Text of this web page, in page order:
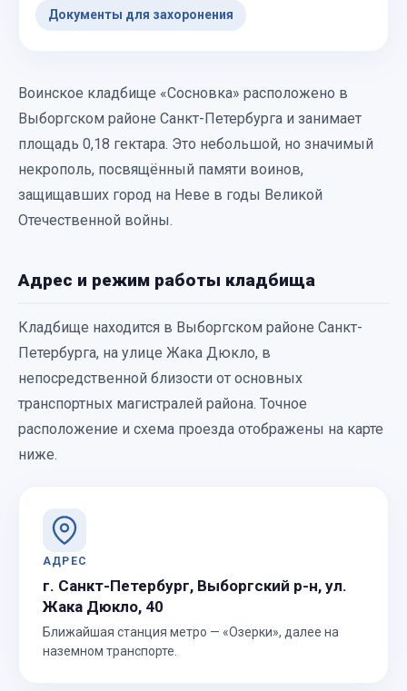
Документы для захоронения
Воинское кладбище «Сосновка» расположено в
Выборгском районе Санкт-Петербурга и занимает
площадь 0,18 гектара. Это небольшой, но значимый
некрополь, посвящённый памяти воинов,
защищавших город на Неве в годы Великой
Отечественной войны.
Адрес и режим работы кладбища
Кладбище находится в Выборгском районе Санкт-
Петербурга, на улице Жака Дюкло, в
непосредственной близости от основных
транспортных магистралей района. Точное
расположение и схема проезда отображены на карте
ниже.
АДРЕС
г. Санкт-Петербург, Выборгский р-н, ул.
Жака Дюкло, 40
Ближайшая станция метро — «Озерки», далее на
наземном транспорте.